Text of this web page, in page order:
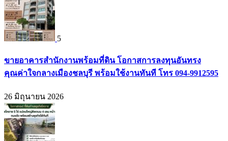
5
ขายอาคารสำนักงานพร้อมที่ดิน โอกาสการลงทุนอันทรง
คุณค่าใจกลางเมืองชลบุรี พร้อมใช้งานทันที โทร 094-9912595
26 มิถุนายน 2026